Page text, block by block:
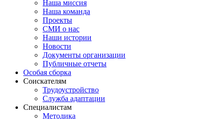
Наша миссия
Наша команда
Проекты
СМИ о нас
Наши истории
Новости
Документы организации
Публичные отчеты
Особая сборка
Соискателям
Трудоустройство
Служба адаптации
Специалистам
Методика